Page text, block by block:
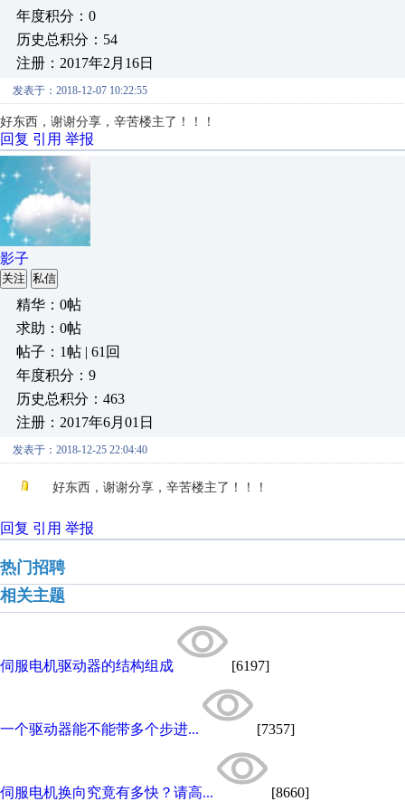
年度积分：0
历史总积分：54
注册：2017年2月16日
发表于：2018-12-07 10:22:55
好东西，谢谢分享，辛苦楼主了！！！
回复 引用 举报
影子
关注 私信
精华：0帖
求助：0帖
帖子：1帖 | 61回
年度积分：9
历史总积分：463
注册：2017年6月01日
发表于：2018-12-25 22:04:40
好东西，谢谢分享，辛苦楼主了！！！
回复 引用 举报
热门招聘
相关主题
伺服电机驱动器的结构组成 [6197]
一个驱动器能不能带多个步进... [7357]
伺服电机换向究竟有多快？请高... [8660]